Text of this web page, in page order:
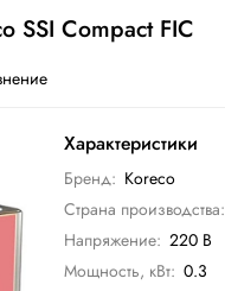
SSI Compact FIC
Характеристики
Бренд: Koreco
Страна производства:
Напряжение: 220 В
Мощность, кВт: 0.3